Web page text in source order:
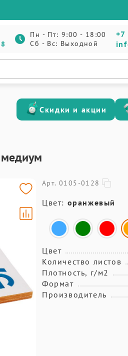
Пн - Пт: 9:00 - 18:00
Сб - Вс: Выходной
Скидки и акции
медиум
Арт. 0105-0128
Цвет: оранжевый
Цвет
Количество листов
Плотность, г/м2
Формат
Производитель